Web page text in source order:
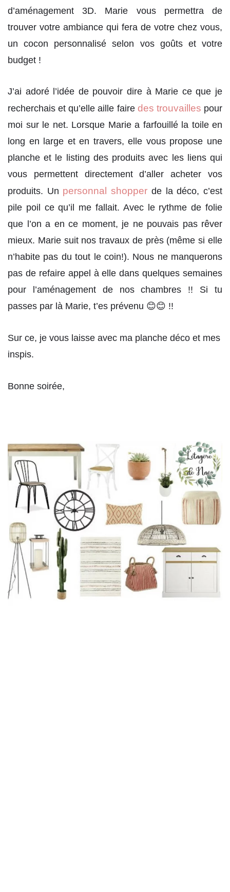
d’aménagement 3D. Marie vous permettra de
trouver votre ambiance qui fera de votre chez vous,
un cocon personnalisé selon vos goûts et votre
budget !
J’ai adoré l’idée de pouvoir dire à Marie ce que je
recherchais et qu’elle aille faire des trouvailles pour
moi sur le net. Lorsque Marie a farfouillé la toile en
long en large et en travers, elle vous propose une
planche et le listing des produits avec les liens qui
vous permettent directement d’aller acheter vos
produits. Un personnal shopper de la déco, c’est
pile poil ce qu’il me fallait. Avec le rythme de folie
que l’on a en ce moment, je ne pouvais pas rêver
mieux. Marie suit nos travaux de près (même si elle
n’habite pas du tout le coin!). Nous ne manquerons
pas de refaire appel à elle dans quelques semaines
pour l’aménagement de nos chambres !! Si tu
passes par là Marie, t’es prévenu 😊😊 !!
Sur ce, je vous laisse avec ma planche déco et mes
inspis.
Bonne soirée,